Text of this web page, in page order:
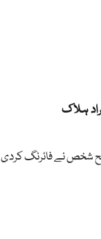
شخص نے فائرنگ کردی